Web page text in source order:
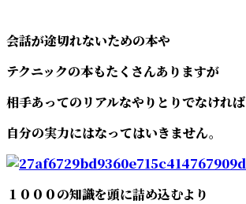
会話が途切れないための本や
テクニックの本もたくさんありますが
相手あってのリアルなやりとりでなければ
自分の実力にはなってはいきません。
１０００の知識を頭に詰め込むより